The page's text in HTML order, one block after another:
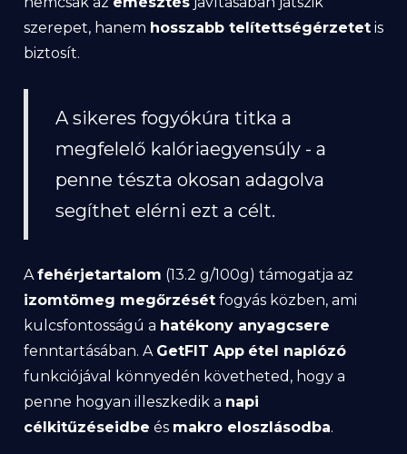
szerepet, hanem hosszabb telítettségérzetet is
biztosít.
A sikeres fogyókúra titka a
megfelelő kalóriaegyensúly - a
penne tészta okosan adagolva
segíthet elérni ezt a célt.
Afehérjetartalom (13.2 g/100g) támogatja az
izomtömeg megőrzését fogyás közben, ami
kulcsfontosságú a hatékony anyagcsere
fenntartásában. A GetFIT App étel naplózó
funkciójával könnyedén követheted, hogy a
penne hogyan illeszkedik a napi
célkitűzéseidbe és makro eloszlásodba.